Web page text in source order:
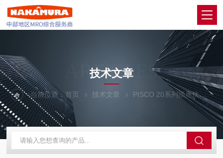
ARTICLES
技术文章
当前位置：首页 技术文章 PISCO 20系列插座快速接头型耦合管接头的用途